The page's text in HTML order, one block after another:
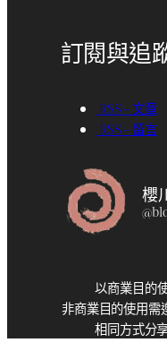
訂閱與追
RSS – 文章
RSS – 留言
櫻
@
以商業目的
非商業目的使用需
相同方式分